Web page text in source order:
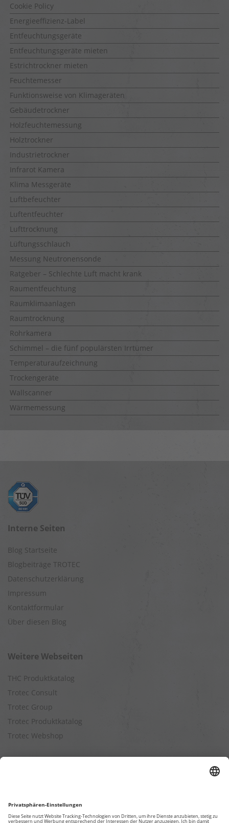
Cookie Policy
Energieeffizienz-Label
Entfeuchtungsgeräte
Entfeuchtungsgeräte mieten
Estrichtrockner mieten
Feuchtemesser
Funktionsweise von Klimageräten
Gebäudetrockner
Holzfeuchtemessung
Holztrockner
Industrietrockner
Infrarot Kamera
Klima Messgeräte
Luftbefeuchter
Luftentfeuchter
Lufttrocknung
Lüftungsschlauch
Messung Neutronensonde
Ratgeber – Schlechte Luft macht krank
Raumentfeuchtung
Raumklimaanlagen
Raumtrocknung
Rohrkamera
Schimmel – die fünf populärsten Irrtümer
Temperaturaufzeichnung
Trockengeräte
Wallscanner
Wärmemessung
Interne Seiten
Blog Startseite
Blogbeiträge TROTEC
Datenschutzerklärung
Impressum
Kontaktformular
Über diesen Blog
Weitere Webseiten
THC Produktkatalog
Trotec Consult
Trotec Group
Trotec Produktkatalog
Trotec Webshop
Entfeuchtungsleistung berechnen
Kapazitätsberechnung für Luftreiniger